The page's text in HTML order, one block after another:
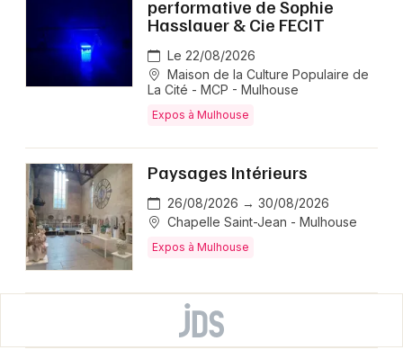
performative de Sophie
Hasslauer & Cie FECIT
Le 22/08/2026
Maison de la Culture Populaire de
La Cité - MCP - Mulhouse
Expos à Mulhouse
Paysages Intérieurs
26/08/2026 → 30/08/2026
Chapelle Saint-Jean - Mulhouse
Expos à Mulhouse